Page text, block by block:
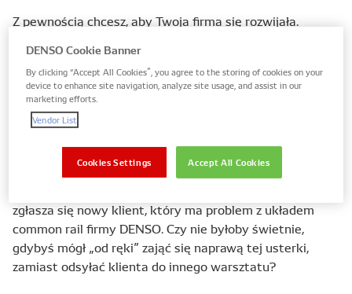
Z pewnością chcesz, aby Twoja firma się rozwijała.
obsługa pojazdów z silnikiem Diesla. Dlatego upewnij się,
że Twój warsztat jest wyposażony w odpowiedni sprzęt.
W urządzenie, które umożliwi profesjonalną diagnostykę,
obsługę i naprawę części i systemów Diesla
dostarczanych przez jednego z największych
producentów – DENSO.
zgłasza się nowy klient, który ma problem z układem
common rail firmy DENSO. Czy nie byłoby świetnie,
gdybyś mógł „od ręki” zająć się naprawą tej usterki,
zamiast odsyłać klienta do innego warsztatu?
DENSO Cookie Banner
By clicking “Accept All Cookies”, you agree to the storing of cookies on your
device to enhance site navigation, analyze site usage, and assist in our
marketing efforts.
Vendor List
Accept All Cookies
Cookies Settings